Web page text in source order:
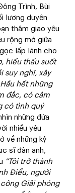
Trình, Bùi
lương duyên
thâm giao yêu
rộng mở giữa
lấp lánh cho
hiểu thấu suốt
suy nghĩ, xây
Hầu hết những
đắc, có cảm
có tình quý
những đứa
nhiều yêu
về những kỷ
sĩ đàn anh,
“Tôi trở thành
Điểu, người
Giải phóng